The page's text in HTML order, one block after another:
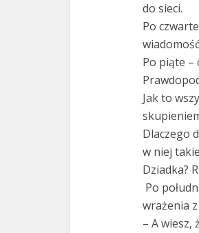
do sieci.
Po
Po piąte –
Jak to
Dlaczego
w niej
Dziadka?
Po
wrażenia
– A wiesz,